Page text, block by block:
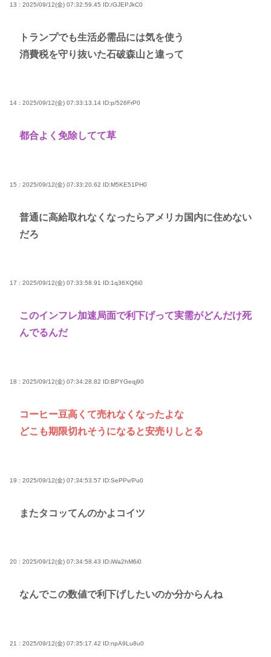
13 : 2025/09/12(金) 07:32:59.45 ID:/GJEPJkC0
トランプでも生活必需品には気を使う
消費税を守り抜いた石破森山と違って
14 : 2025/09/12(金) 07:33:13.14 ID:p/526FrP0
都合よく免除してて草
15 : 2025/09/12(金) 07:33:20.62 ID:M5KE51PH0
普通に高給取れなくなったらアメリカ国内に住めない
だろ
17 : 2025/09/12(金) 07:33:58.91 ID:1q36XQ6i0
このインフレ加速局面で利下げって実需がどんだけ死
んでるんだ
18 : 2025/09/12(金) 07:34:28.82 ID:BPYGeqj90
コーヒー豆高くて売れなくなったよな
どこも期限切れそうになると安売りしとる
19 : 2025/09/12(金) 07:34:53.57 ID:SePPv/Pu0
またタコッてんのかよコイツ
20 : 2025/09/12(金) 07:34:58.43 ID:iWa2hM6i0
なんでこの数値で利下げしたいのか分からんね
21 : 2025/09/12(金) 07:35:17.42 ID:npA9Lu8u0